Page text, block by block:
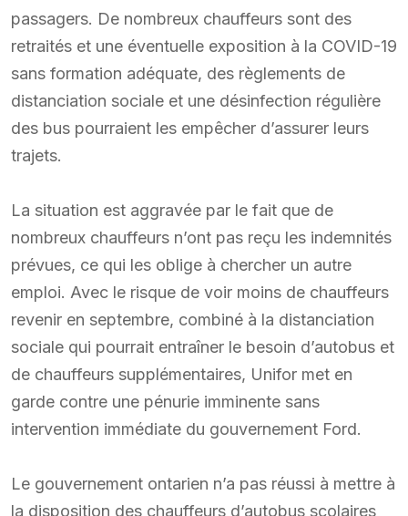
passagers. De nombreux chauffeurs sont des
retraités et une éventuelle exposition à la COVID-19
sans formation adéquate, des règlements de
distanciation sociale et une désinfection régulière
des bus pourraient les empêcher d’assurer leurs
trajets.
La situation est aggravée par le fait que de
nombreux chauffeurs n’ont pas reçu les indemnités
prévues, ce qui les oblige à chercher un autre
emploi. Avec le risque de voir moins de chauffeurs
revenir en septembre, combiné à la distanciation
sociale qui pourrait entraîner le besoin d’autobus et
de chauffeurs supplémentaires, Unifor met en
garde contre une pénurie imminente sans
intervention immédiate du gouvernement Ford.
Le gouvernement ontarien n’a pas réussi à mettre à
la disposition des chauffeurs d’autobus scolaires